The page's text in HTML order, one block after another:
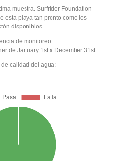
muestra. Surfrider Foundation
esta playa tan pronto como los
disponibles.
de monitoreo:
de January 1st a December 31st.
de calidad del agua: